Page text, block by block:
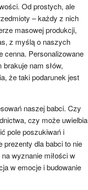
Od prostych, ale
– każdy z nich
masowej produkcji,
z myślą o naszych
cenna. Personalizowane
nam słów,
że taki podarunek jest
naszej babci. Czy
czy może uwielbia
pole poszukiwań i
prezenty dla babci to nie
wyznanie miłości w
w emocje i budowanie